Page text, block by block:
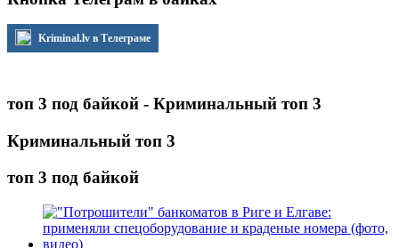
Kriminal.lv в Телеграме
топ 3 под байкой - Криминальный топ 3
Криминальный топ 3
топ 3 под байкой